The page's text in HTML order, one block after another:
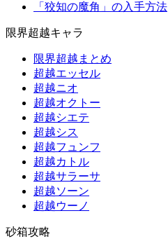
「狡知の魔角」の入手方法
限界超越キャラ
限界超越まとめ
超越エッセル
超越ニオ
超越オクトー
超越シエテ
超越シス
超越フュンフ
超越カトル
超越サラーサ
超越ソーン
超越ウーノ
砂箱攻略